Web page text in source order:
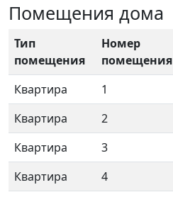
Помещения дома
Тип
помещения
Номер
помещения
Квартира
1
Квартира
2
Квартира
3
Квартира
4